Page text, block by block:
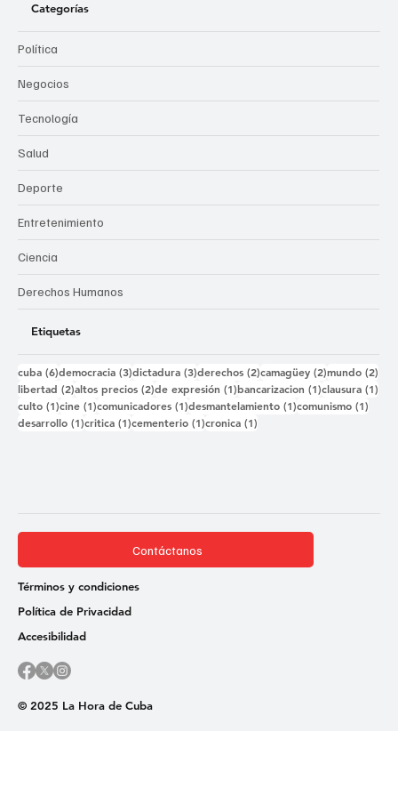
Categorías
Política
Negocios
Tecnología
Salud
Deporte
Entretenimiento
Ciencia
Derechos Humanos
Etiquetas
cuba (6)6 entradas
democracia (3)3 entradas
dictadura (3)3 entradas
derechos (2)2 entradas
camagüey (2)2 entradas
mundo (2)
libertad (2)2 entradas
altos precios (2)2 entradas
de expresión (1)1 entrada
bancarizacion (1)1 entrada
clausura (1)
culto (1)1 entrada
cine (1)1 entrada
comunicadores (1)1 entrada
desmantelamiento (1)1 entrada
comunismo (1)
desarrollo (1)1 entrada
critica (1)1 entrada
cementerio (1)1 entrada
cronica (1)
© 2025 La Hora de Cuba
Contáctanos
Términos y condiciones
Política de Privacidad
Accesibilidad